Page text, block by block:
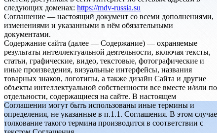
следующих доменах: https://mdv-russia.su
Соглашение — настоящий документ со всеми дополнениями,
изменениями и указанными в нём обязательными
документами.
Содержание сайта (далее — Содержание) — охраняемые
результаты интеллектуальной деятельности, включая тексты,
статьи, графические, видео, текстовые, фотографические и
иные произведения, визуальные интерфейсы, названия
товарных знаков, логотипы, а также дизайн Сайта и другие
объекты интеллектуальной собственности все вместе и/или по
отдельности, содержащиеся на сайте. В настоящем
Соглашении могут быть использованы иные термины и
определения, не указанные в п.1.1. Соглашения. В этом случае
толкование такого термина производится в соответствии с